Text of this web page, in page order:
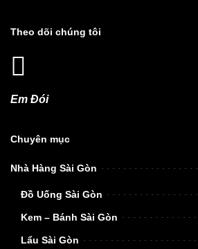
Theo dõi chúng tôi
Em Đói
Chuyên mục
Nhà Hàng Sài Gòn
Đồ Uống Sài Gòn
Kem – Bánh Sài Gòn
Lẩu Sài Gòn